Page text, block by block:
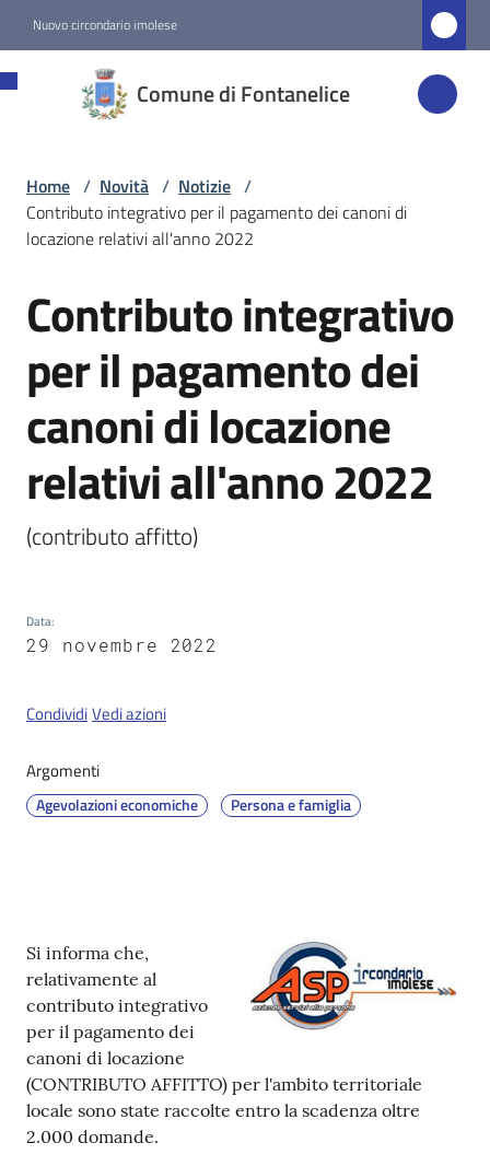
Nuovo circondario imolese
Comune di Fontanelice
Fontanelice
Amministrazione
Vivere
Fontanelice
line
gli
Home / Novità / Notizie /
Contributo integrativo per il pagamento dei canoni di
locazione relativi all'anno 2022
Salta al contenuto
Contributo integrativo
per il pagamento dei
canoni di locazione
relativi all'anno 2022
(contributo affitto)
Data:
29 novembre 2022
CondividiVedi azioni
Argomenti
Agevolazioni economiche Persona e famiglia
Contenuto
Si informa che,
relativamente al
contributo integrativo
per il pagamento dei
canoni di locazione
(CONTRIBUTO AFFITTO) per l'ambito territoriale
locale sono state raccolte entro la scadenza oltre
2.000 domande.